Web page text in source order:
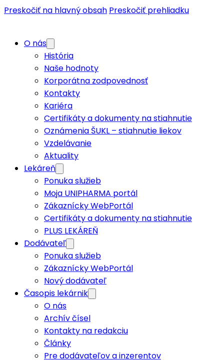
Preskočiť na hlavný obsah Preskočiť prehliadku
O nás
História
Naše hodnoty
Korporátna zodpovednosť
Kontakty
Kariéra
Certifikáty a dokumenty na stiahnutie
Oznámenia ŠUKL – stiahnutie liekov
Vzdelávanie
Aktuality
Lekáreň
Ponuka služieb
Moja UNIPHARMA portál
Zákaznícky WebPortál
Certifikáty a dokumenty na stiahnutie
PLUS LEKÁREŇ
Dodávateľ
Ponuka služieb
Zákaznícky WebPortál
Nový dodávateľ
Časopis lekárnik
O nás
Archív čísel
Kontakty na redakciu
Články
Pre dodávateľov a inzerentov